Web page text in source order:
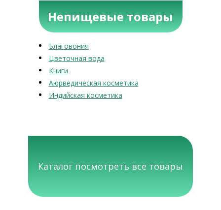
Непищевые товары
Благовония
Цветочная вода
Книги
Аюрведическая косметика
Индийская косметика
Каталог посмотреть все товары